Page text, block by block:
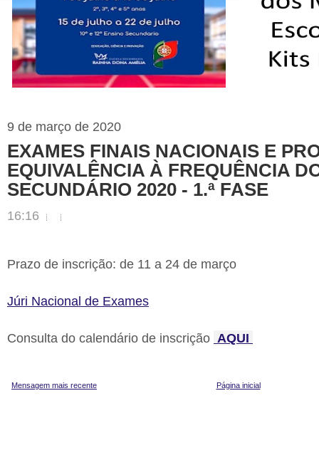
9 de março de 2020
EXAMES FINAIS NACIONAIS E
EQUIVALÊNCIA À FREQUÊNCIA
SECUNDÁRIO 2020 - 1.ª FASE
16:16
Prazo de inscrição: de 11 a 24 de março
Júri Nacional de Exames
Consulta do calendário de inscrição AQUI
Mensagem mais recente Página inicial